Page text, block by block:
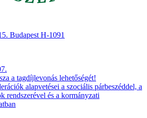
Budapest H-1091
a tagdíjlevonás lehetőségét!
alapvetései a szociális párbeszéddel, a
rendszerével és a kormányzati